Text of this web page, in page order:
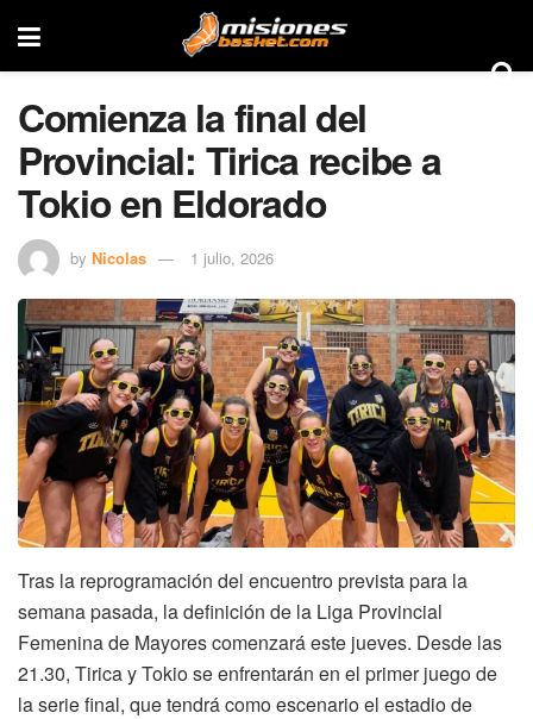
Comienza la final del
Provincial: Tirica recibe a
Tokio en Eldorado
by Nicolas 1 julio, 2026
Tras la reprogramación del encuentro prevista para la
semana pasada, la definición de la Liga Provincial
Femenina de Mayores comenzará este jueves. Desde las
21.30, Tirica y Tokio se enfrentarán en el primer juego de
la serie final, que tendrá como escenario el estadio de